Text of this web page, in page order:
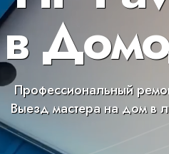
Профессиональный
Выезд мастера на дом